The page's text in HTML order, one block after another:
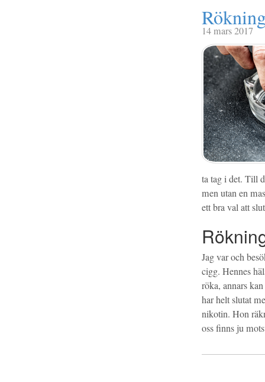
14 mars 2017
ta tag i det. Till
men utan en
ett bra val att
Jag var och
cigg. Hennes
röka, annars
har helt slutat
nikotin. Hon
oss finns ju